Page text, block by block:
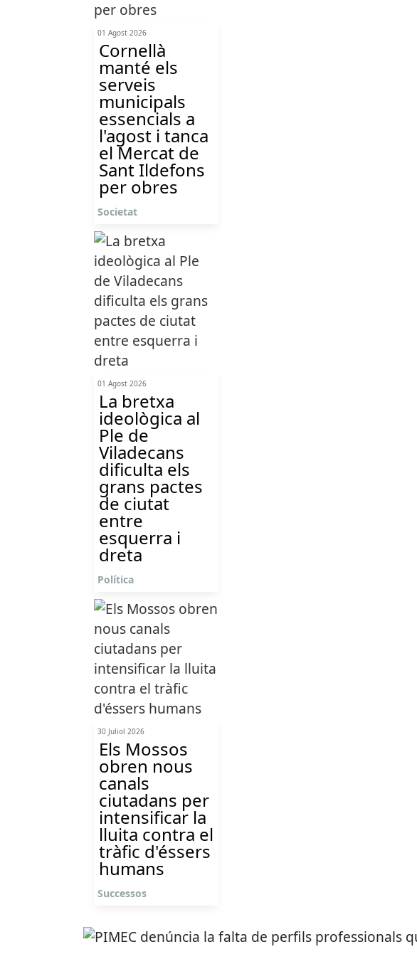
01 Agost 2026
Cornellà
manté els
serveis
municipals
essencials a
l'agost i tanca
el Mercat de
Sant Ildefons
per obres
Societat
01 Agost 2026
La bretxa
ideològica al
Ple de
Viladecans
dificulta els
grans pactes
de ciutat
entre
esquerra i
dreta
Política
30 Juliol 2026
Els Mossos
obren nous
canals
ciutadans per
intensificar la
lluita contra el
tràfic d'éssers
humans
Successos